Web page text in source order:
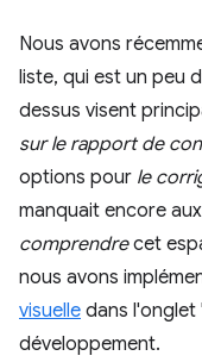
Nous avons
liste, qui est un peu
dessus visent
sur le rapport de
options pour le
manquait encore
comprendrecet
nous avons
visuelle dans l'onglet
développement.